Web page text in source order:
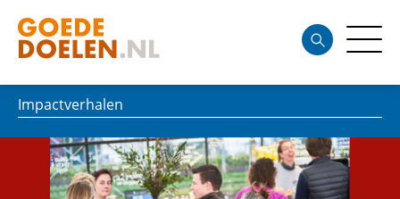
Impactverhalen